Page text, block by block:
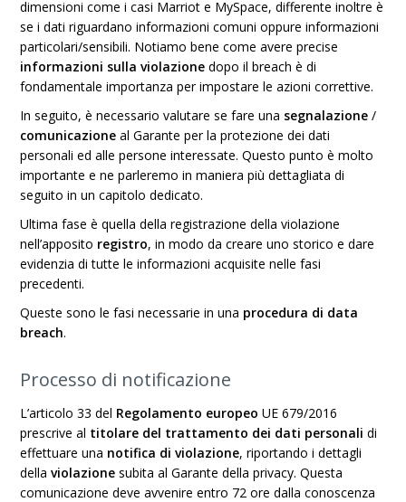
dimensioni come i casi Marriot e MySpace, differente inoltre è
se i dati riguardano informazioni comuni oppure informazioni
particolari/sensibili. Notiamo bene come avere precise
informazioni sulla violazione dopo il breach è di
fondamentale importanza per impostare le azioni correttive.
In seguito, è necessario valutare se fare una segnalazione/
comunicazione al Garante per la protezione dei dati
personali ed alle persone interessate. Questo punto è molto
importante e ne parleremo in maniera più dettagliata di
seguito in un capitolo dedicato.
Ultima fase è quella della registrazione della violazione
nell’apposito registro, in modo da creare uno storico e dare
evidenzia di tutte le informazioni acquisite nelle fasi
precedenti.
Queste sono le fasi necessarie in una procedura di data
breach.
Processo di notificazione
L’articolo 33 del Regolamento europeo UE 679/2016
prescrive al titolare del trattamento dei dati personali di
effettuare una notifica di violazione, riportando i dettagli
dellaviolazione subita al Garante della privacy. Questa
comunicazione deve avvenire entro 72 ore dalla conoscenza